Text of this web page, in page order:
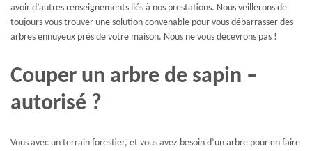
avoir d’autres renseignements liés à nos prestations. Nous veillerons de
toujours vous trouver une solution convenable pour vous débarrasser des
arbres ennuyeux près de votre maison. Nous ne vous décevrons pas !
Couper un arbre de sapin –
autorisé ?
Vous avec un terrain forestier, et vous avez besoin d’un arbre pour en faire